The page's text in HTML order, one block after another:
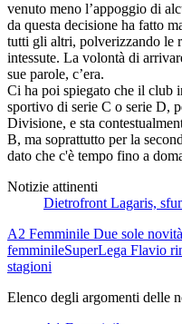
venuto meno l’appoggio di
da questa decisione ha fatto
tutti gli altri, polverizzando le
intessute. La volontà di
sue parole, c’era.
Ci ha poi spiegato che il club
sportivo di serie C o serie D,
Divisione, e sta
B, ma soprattutto per la
dato che c'è tempo fino a
Notizie attinenti
Dietrofront Lagaris,
A2 Femminile Due sole
femminileSuperLega Flavio
stagioni
Elenco degli argomenti delle